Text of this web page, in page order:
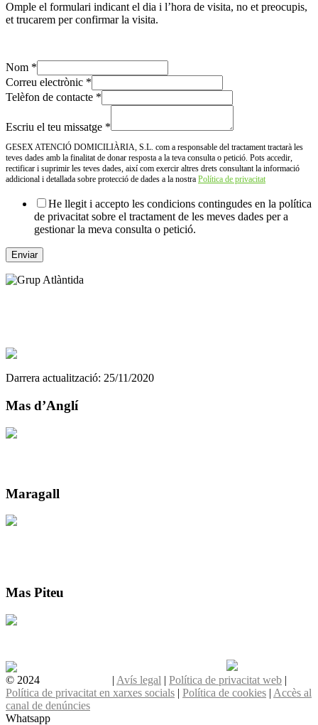
Omple el formulari indicant el dia i l’hora de visita, no et preocupis,
et trucarem per confirmar la visita.
Nom *
Correu electrònic *
Telèfon de contacte *
Escriu el teu missatge *
GESEX ATENCIÓ DOMICILIÀRIA, S.L. com a responsable del tractament tractarà les
teves dades amb la finalitat de donar resposta a la teva consulta o petició. Pots accedir,
rectificar i suprimir les teves dades, així com exercir altres drets consultant la informació
addicional i detallada sobre protecció de dades a la nostra Política de privacitat
He llegit i accepto les condicions contingudes en la política
de privacitat sobre el tractament de les meves dades per a
gestionar la meva consulta o petició.
Enviar
Darrera actualització: 25/11/2020
Mas d’Anglí
Maragall
Mas Piteu
© 2024 | Avís legal | Política de privacitat web |
Política de privacitat en xarxes socials | Política de cookies | Accès al
canal de denúncies
Whatsapp